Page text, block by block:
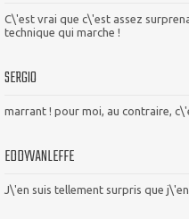
C\'est vrai que c\'est assez
technique qui marche !
SERGIO
marrant ! pour moi, au contraire,
EDDYVANLEFFE
J\'en suis tellement surpris que